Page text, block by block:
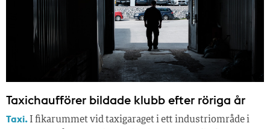
Taxichaufförer bildade klubb efter röriga år
Taxi. I fikarummet vid taxigaraget i ett industriområde i